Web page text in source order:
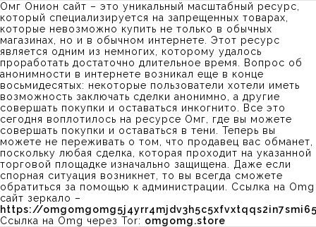
Омг Онион сайт – это уникальный масштабный ресурс,
который специализируется на запрещенных товарах,
которые невозможно купить не только в обычных
магазинах, но и в обычном интернете. Этот ресурс
является одним из немногих, которому удалось
проработать достаточно длительное время. Вопрос об
анонимности в интернете возникал еще в конце
восьмидесятых: некоторые пользователи хотели иметь
возможность заключать сделки анонимно, а другие
совершать покупки и оставаться инкогнито. Все это
сегодня воплотилось на ресурсе Омг, где вы можете
совершать покупки и оставаться в тени. Теперь вы
можете не переживать о том, что продавец вас обманет,
поскольку любая сделка, которая проходит на указанной
торговой площадке изначально защищена. Даже если
спорная ситуация возникнет, то вы всегда сможете
обратиться за помощью к администрации. Ссылка на Omg
сайт зеркало –
https://
Ссылка на Omg через Tor: omgomg.store